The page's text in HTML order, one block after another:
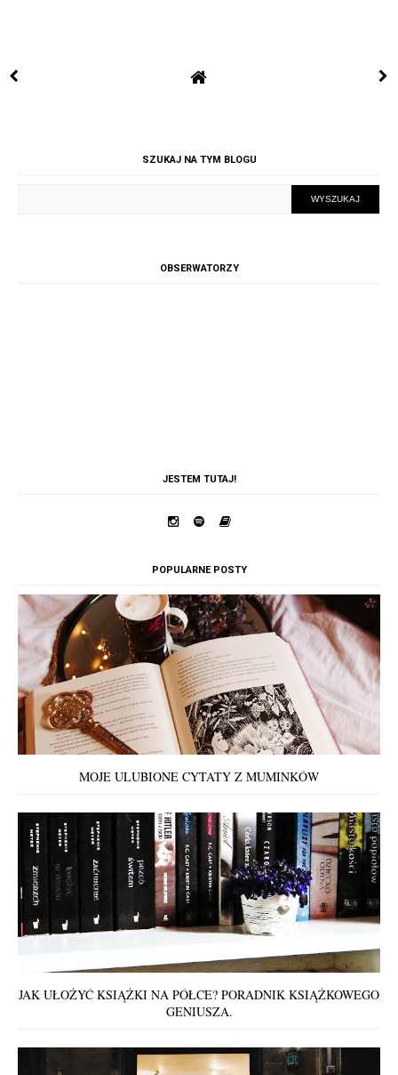
SZUKAJ NA TYM BLOGU
OBSERWATORZY
JESTEM TUTAJ!
POPULARNE POSTY
MOJE ULUBIONE CYTATY Z MUMINKÓW
JAK UŁOŻYĆ KSIĄŻKI NA PÓŁCE? PORADNIK KSIĄŻKOWEGO
GENIUSZA.